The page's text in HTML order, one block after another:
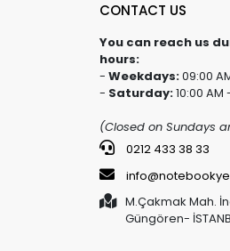
CONTACT US
You can reach us
hours:
- Weekdays:09:00
- Saturday:10:00 AM
(Closed on Sundays
0212 433 38 33
M.Çakmak Mah.
Güngören-